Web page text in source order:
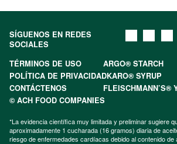
SÍGUENOS EN REDES
SOCIALES
TÉRMINOS DE USO
ARGO® STARCH
POLÍTICA DE PRIVACIDADKARO® SYRUP
CONTÁCTENOS
FLEISCHMANN’S®
© ACH FOOD COMPANIES
*La evidencia científica muy limitada y preliminar sugiere
aproximadamente 1 cucharada (16 gramos) diaria de
riesgo de enfermedades cardíacas debido al contenido